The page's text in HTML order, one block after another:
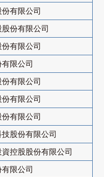
有限公司
份有限公司
有限公司
限公司
有限公司
有限公司
有限公司
股份有限公司
控股股份有限公司
限公司